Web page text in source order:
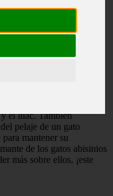
de gatos
de su apariencia
por su
ser una combinación de
única y hermosa.
que se pueden
sobre los colores más
así como también sobre
y el lilac. También
pelaje de un gato
mantener su
de los gatos abisinios
más sobre ellos, ¡este